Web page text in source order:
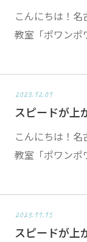
こんにちは！
教室「ポワン
2023.12.01
スピードが
こんにちは！
教室「ポワン
2023.11.15
スピードが